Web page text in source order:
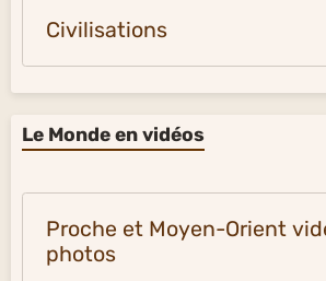
Civilisations
Le Monde en vidéos
Proche et Moyen-Orient
photos